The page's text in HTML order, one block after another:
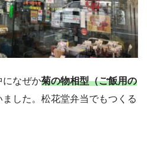
になぜか菊の物相型（ご飯用の
した。松花堂弁当でもつくる